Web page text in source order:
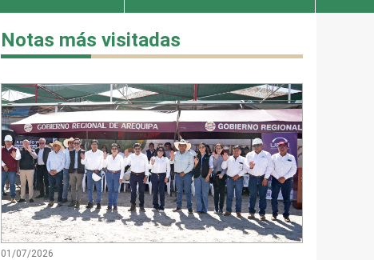
Notas más visitadas
01/07/2026